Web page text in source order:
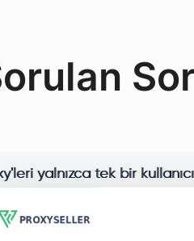
yalnızca tek bir
her IPv4 proxy, kiralama
engelle karşılaşmazsınız ve